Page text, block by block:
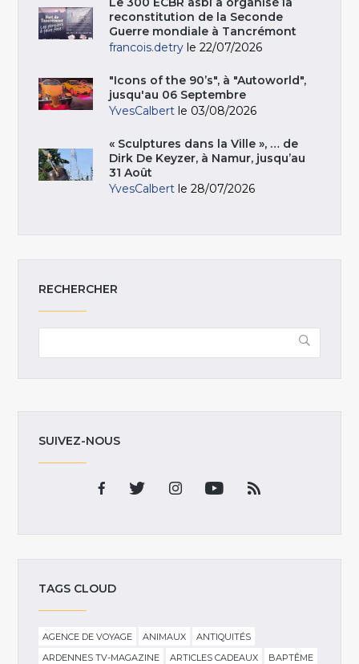
reconstitution de la Seconde
Guerre mondiale à Tancrémont
francois.detry le 22/07/2026
"Icons of the 90’s", à "Autoworld",
jusqu'au 06 Septembre
YvesCalbert le 03/08/2026
« Sculptures dans la Ville », … de
Dirk De Keyzer, à Namur, jusqu’au
31 Août
YvesCalbert le 28/07/2026
RECHERCHER
SUIVEZ-NOUS
TAGS CLOUD
AGENCE DE VOYAGE ANIMAUX
ANTIQUITÉS
ARDENNES TV-MAGAZINE
ARTICLES CADEAUX
BAPTÊME